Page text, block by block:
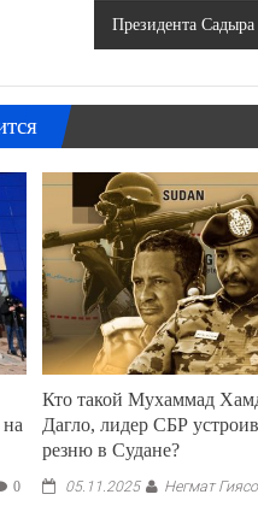
Президента
0
Кто такой Мухаммад
Дагло, лидер СБР
резню в Судане?
05.11.2025 Негмат